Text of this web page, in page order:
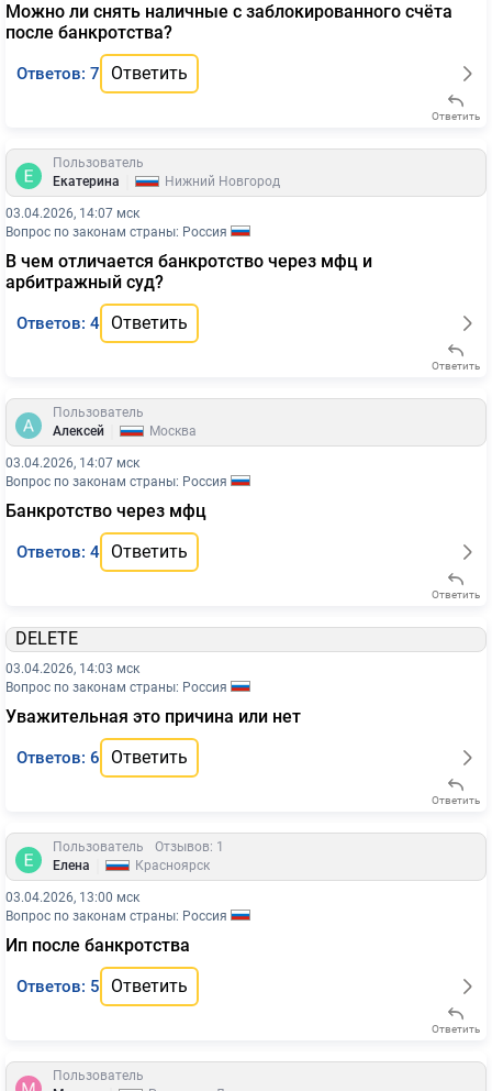
Можно ли снять наличные с заблокированного счёта
после банкротства?
Ответов: 7 Ответить
Ответить
Пользователь
Екатерина
Нижний Новгород
03.04.2026, 14:07 мск
Вопрос по законам страны: Россия
В чем отличается банкротство через мфц и
арбитражный суд?
Ответов: 4 Ответить
Ответить
Пользователь
Алексей
Москва
03.04.2026, 14:07 мск
Вопрос по законам страны: Россия
Банкротство через мфц
Ответов: 4 Ответить
Ответить
DELETE
03.04.2026, 14:03 мск
Вопрос по законам страны: Россия
Уважительная это причина или нет
Ответов: 6 Ответить
Ответить
Пользователь
Отзывов: 1
Елена
Красноярск
03.04.2026, 13:00 мск
Вопрос по законам страны: Россия
Ип после банкротства
Ответов: 5 Ответить
Ответить
Пользователь